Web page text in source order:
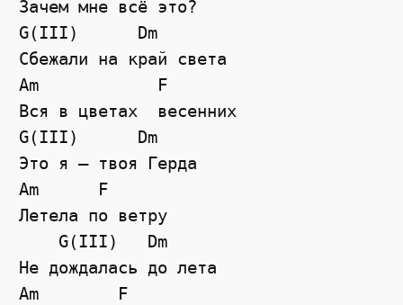
Зачем мне всё это?
G(III)      Dm
Сбежали на край света
Am            F
Вся в цветах  весенних
G(III)      Dm
Это я — твоя Герда
Am      F
Летела по ветру
    G(III)   Dm
Не дождалась до лета
Am        F